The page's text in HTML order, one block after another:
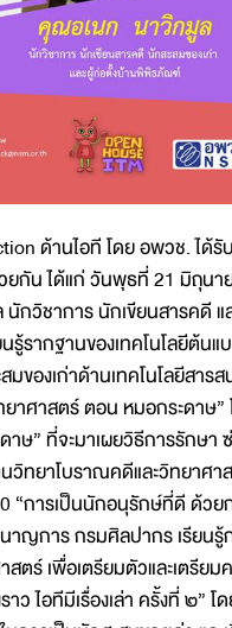
ด้านไอที โดย อพวช. ได้รั
ยกัน ได้แก่ วันพุธที่ 21 มิถุนา
ล นักวิชาการ นักเขียนสารค
รู้รากฐานของเทคโนโลยีต้น
ของเก่าด้านเทคโนโลยีสาร
าศาสตร์ ตอน หมอกระดา
ษ” ที่จะมาเผยวิธีการรักษ
ทยาโบราณคดีและวิทยาศา
การเป็นนักอนุรักษ์ที่ดี ด้วย
การ กรมศิลปากร เรียนรู้
ตร์ เพื่อเตรียมตัวและเตรี
ว ไอทีมีเรื่องเล่า ครั้งที่ ๒”